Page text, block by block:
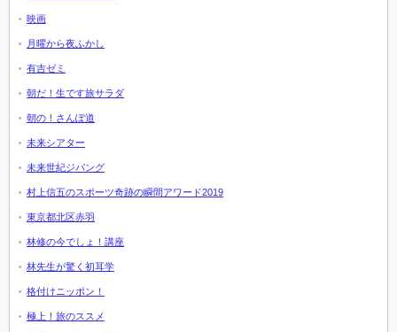
映画
月曜から夜ふかし
有吉ゼミ
朝だ！生です旅サラダ
朝の！さんぽ道
未来シアター
未来世紀ジパング
村上信五のスポーツ奇跡の瞬間アワード2019
東京都北区赤羽
林修の今でしょ！講座
林先生が驚く初耳学
格付けニッポン！
極上！旅のススメ